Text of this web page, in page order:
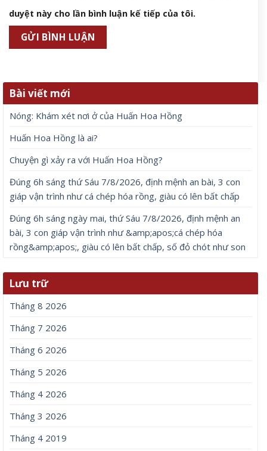
duyệt này cho lần bình luận kế tiếp của tôi.
Bài viết mới
Nóng: Khám xét nơi ở của Huấn Hoa Hồng
Huấn Hoa Hồng là ai?
Chuyện gì xảy ra với Huấn Hoa Hồng?
Đúng 6h sáng thứ Sáu 7/8/2026, định mệnh an bài, 3 con
giáp vận trình như cá chép hóa rồng, giàu có lên bất chấp
Đúng 6h sáng ngày mai, thứ Sáu 7/8/2026, định mệnh an
bài, 3 con giáp vận trình như &amp;apos;cá chép hóa
rồng&amp;apos;, giàu có lên bất chấp, số đỏ chót như son
Lưu trữ
Tháng 8 2026
Tháng 7 2026
Tháng 6 2026
Tháng 5 2026
Tháng 4 2026
Tháng 3 2026
Tháng 4 2019